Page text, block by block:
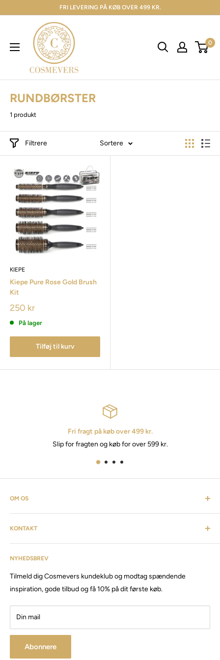
FRI LEVERING PÅ KØB OVER 499 KR.
0
RUNDBØRSTER
1 produkt
Filtrere Sortere
KIEPE
Kiepe Pure Rose Gold Brush
Kit
250 kr
På lager
Tilføj til kurv
Fri fragt på køb over 499 kr.
Slip for fragten og køb for over 599 kr.
OM OS
Cosmevers er et kosmetisk univers. Hvor du som kunde kan
finde alt fra frisørartikler, barberudstyr, personlig pleje,
inventar & listen fortsætter. Cosmevers er etableret i 2020, vi
har siden da solgt produkter og maskiner, til både privat &
Besøg vores store butik / showroom i Brabrand.
NYHEDSBREV
Tilmeld dig Cosmevers kundeklub og modtag spændende
inspiration, gode tilbud og få 10% på dit første køb.
Din mail
Abonnere
KONTAKT
Kundeservice: tlf:26 20 40 76
CVR:41 50 56 21